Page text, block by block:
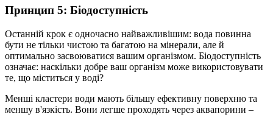
Принцип 5: Біодоступність
Останній крок є одночасно найважливішим: вода повинна
бути не тільки чистою та багатою на мінерали, але й
оптимально засвоюватися вашим організмом. Біодоступність
означає: наскільки добре ваш організм може використовувати
те, що міститься у воді?
Менші кластери води мають більшу ефективну поверхню та
меншу в'язкість. Вони легше проходять через аквапорини –